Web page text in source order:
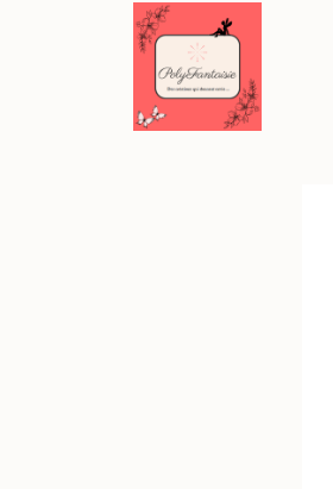
Panneau de gestion des cookies